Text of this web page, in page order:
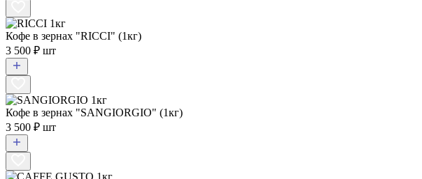
Кофе в зернах "RICCI" (1кг)
3 500 ₽ шт
Кофе в зернах "SANGIORGIO" (1кг)
3 500 ₽ шт